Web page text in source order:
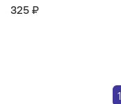
325 ₽
1